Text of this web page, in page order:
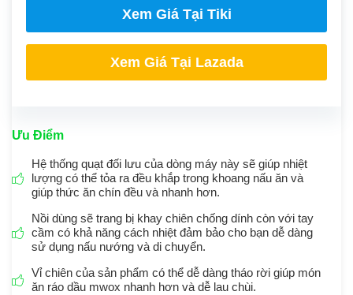
Xem Giá Tại Tiki
Xem Giá Tại Lazada
Ưu Điểm
Hệ thống quạt đối lưu của dòng máy này sẽ giúp nhiệt
lượng có thể tỏa ra đều khắp trong khoang nấu ăn và
giúp thức ăn chín đều và nhanh hơn.
Nồi dùng sẽ trang bị khay chiên chống dính còn với tay
cầm có khả năng cách nhiệt đảm bảo cho bạn dễ dàng
sử dụng nấu nướng và di chuyển.
Vỉ chiên của sản phẩm có thể dễ dàng tháo rời giúp món
ăn ráo dầu mwox nhanh hơn và dễ lau chùi.